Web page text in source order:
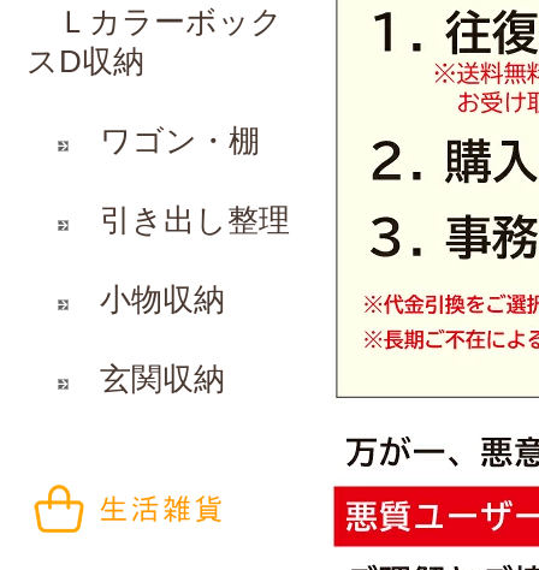
Ｌ カラーボック
スD収納
ワゴン・棚
引き出し整理
小物収納
玄関収納